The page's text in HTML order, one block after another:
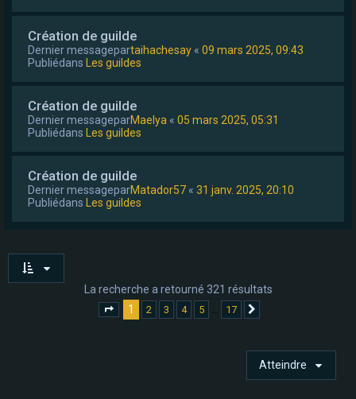
Création de guilde
Dernier messagepartaihachesay « 09 mars 2025, 09:43
Publiédans
Les guildes
Création de guilde
Dernier messageparMaelya « 05 mars 2025, 05:31
Publiédans
Les guildes
Création de guilde
Dernier messageparMatador57 « 31 janv. 2025, 20:10
Publiédans
Les guildes
La recherche a retourné 321 résultats
Page sur17
1 2 3 4 5 … 17
Atteindre